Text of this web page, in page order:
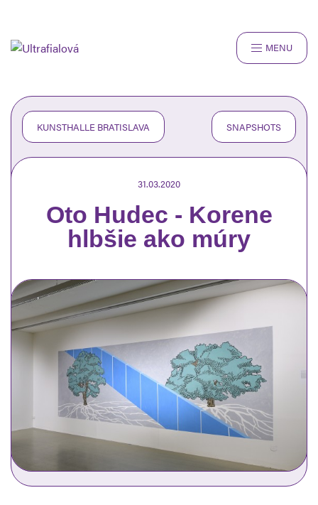
MENU
ROZHOVORY RECENZIE ČLÁNKY
SNAPSHOTS
KUNSTHALLE BRATISLAVA SNAPSHOTS
31.03.2020
Oto Hudec - Korene
hlbšie ako múry